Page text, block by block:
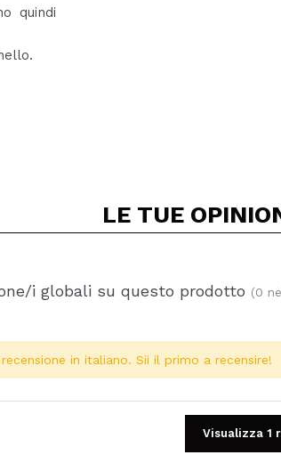
quindi
LE TUE
i globali su questo prodotto (0
in italiano. Sii il primo a recensire!
Visualizza 1